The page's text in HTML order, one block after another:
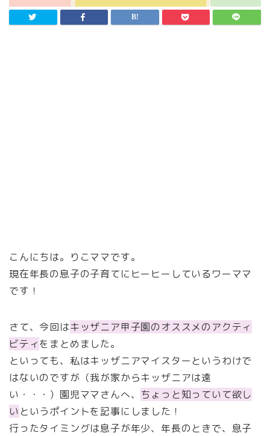
こんにちは。りこママです。
現在年長の息子の子育てにヒーヒーしているワーママ
です！
さて、今回はキッザニア甲子園のオススメのアクティ
ビティをまとめました。
といっても、私はキッザニアマイスターというわけで
はないのですが（我が家からキッザニアは遠
い・・・）園児ママさんへ、 ちょっと知っていて欲し
いというポイントを記事にしました！
行ったタイミングは息子が年少、年長のときで、息子